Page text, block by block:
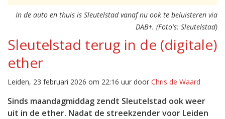
In de auto en thuis is Sleutelstad vanaf nu ook te beluisteren via
DAB+. (Foto's: Sleutelstad)
Sleutelstad terug in de (digitale)
ether
Leiden, 23 februari 2026 om 22:16 uur door Chris de Waard
Sinds maandagmiddag zendt Sleutelstad ook weer
uit in de ether. Nadat de streekzender voor Leiden